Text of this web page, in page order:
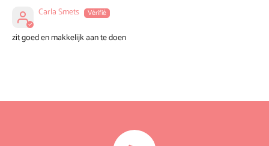
Carla Smets
zit goed en makkelijk aan te doen